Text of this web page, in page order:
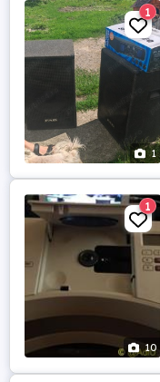
1
1
10
1